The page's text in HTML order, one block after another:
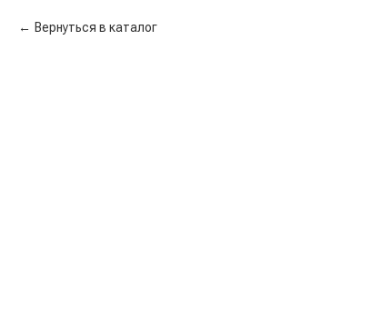
Вернуться в каталог